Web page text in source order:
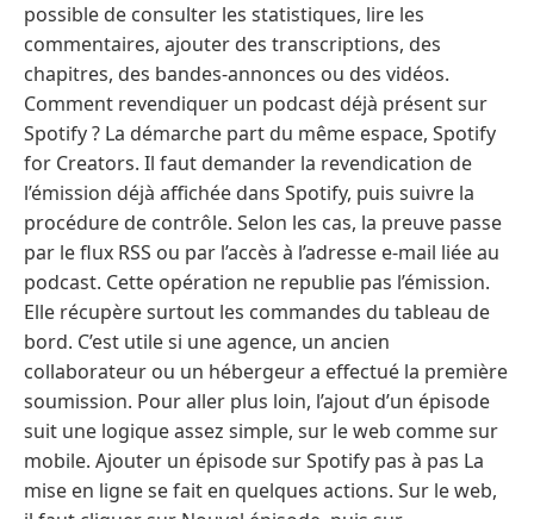
possible de consulter les statistiques, lire les
commentaires, ajouter des transcriptions, des
chapitres, des bandes-annonces ou des vidéos.
Comment revendiquer un podcast déjà présent sur
Spotify ? La démarche part du même espace, Spotify
for Creators. Il faut demander la revendication de
l’émission déjà affichée dans Spotify, puis suivre la
procédure de contrôle. Selon les cas, la preuve passe
par le flux RSS ou par l’accès à l’adresse e-mail liée au
podcast. Cette opération ne republie pas l’émission.
Elle récupère surtout les commandes du tableau de
bord. C’est utile si une agence, un ancien
collaborateur ou un hébergeur a effectué la première
soumission. Pour aller plus loin, l’ajout d’un épisode
suit une logique assez simple, sur le web comme sur
mobile. Ajouter un épisode sur Spotify pas à pas La
mise en ligne se fait en quelques actions. Sur le web,